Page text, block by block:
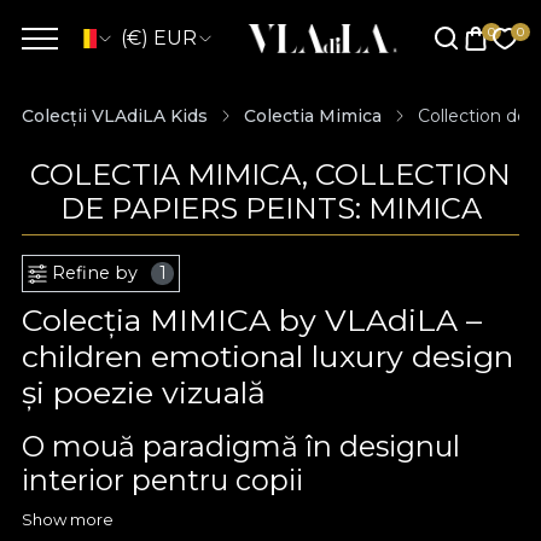
(€) EUR
Colecții VLAdiLA Kids Colectia Mimica Collection de
COLECTIA MIMICA, COLLECTION
DE PAPIERS PEINTS: MIMICA
Refine by 1
Colecția MIMICA by VLAdiLA –
children emotional luxury design
și poezie vizuală
O mouă paradigmă în designul
interior pentru copii
ColecțiaMIMICA by VLAdiLA
Show more